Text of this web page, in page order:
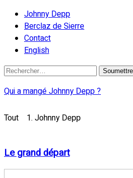
Johnny Depp
Berclaz de Sierre
Contact
English
Qui a mangé Johnny Depp ?
Tout 1. Johnny Depp
Le grand départ